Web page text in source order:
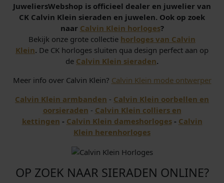
JuweliersWebshop is officieel dealer en juwelier van
CK Calvin Klein sieraden en juwelen. Ook op zoek
naar Calvin Klein horloges?
Bekijk onze grote collectie horloges van Calvin
Klein. De CK horloges sluiten qua design perfect aan op
de Calvin Klein sieraden.
Meer info over Calvin Klein? Calvin Klein mode ontwerper
Calvin Klein armbanden - Calvin Klein oorbellen en
oorsieraden - Calvin Klein colliers en
kettingen - Calvin Klein dameshorloges- Calvin
Klein herenhorloges
OP ZOEK NAAR SIERADEN ONLINE?